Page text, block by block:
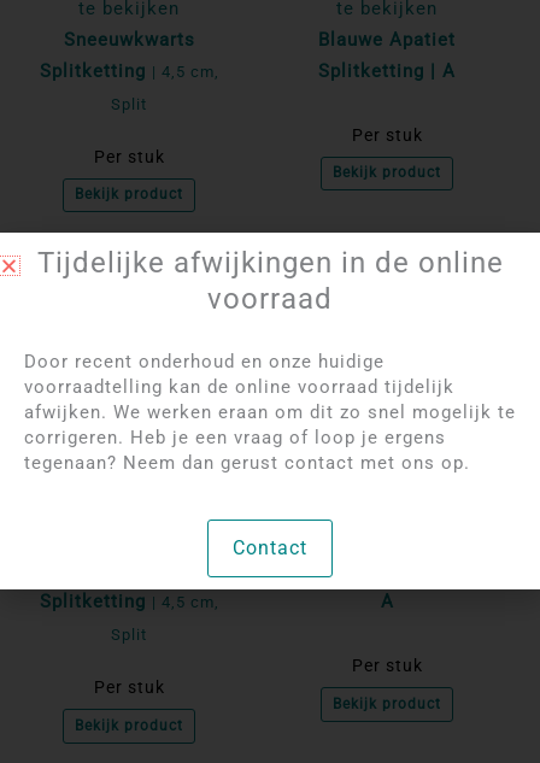
te bekijken
Sneeuwkwarts
Splitketting | 4,5 cm,
Split
Per stuk
Bekijk product
te bekijken
Blauwe Apatiet
Splitketting | A
Per stuk
Bekijk product
NIET OP VOORRAAD
Splitketting | 4,5 cm,
Split
Per stuk
Bekijk product
NIET OP VOORRAAD
Sodaliet Splitketting |
A
Per stuk
Bekijk product
Tijdelijke afwijkingen in de online
voorraad
Door recent onderhoud en onze huidige
voorraadtelling kan de online voorraad tijdelijk
afwijken. We werken eraan om dit zo snel mogelijk te
corrigeren. Heb je een vraag of loop je ergens
tegenaan? Neem dan gerust contact met ons op.
Contact